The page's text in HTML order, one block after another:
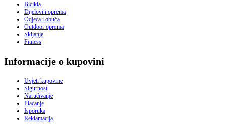
Bicikla
Dijelovi i oprema
Odjeća i obuća
Outdoor oprema
Skijanje
Fitness
Informacije o kupovini
Uvjeti kupovine
Sigurnost
Naručivanje
Plaćanje
Isporuka
Reklamacija